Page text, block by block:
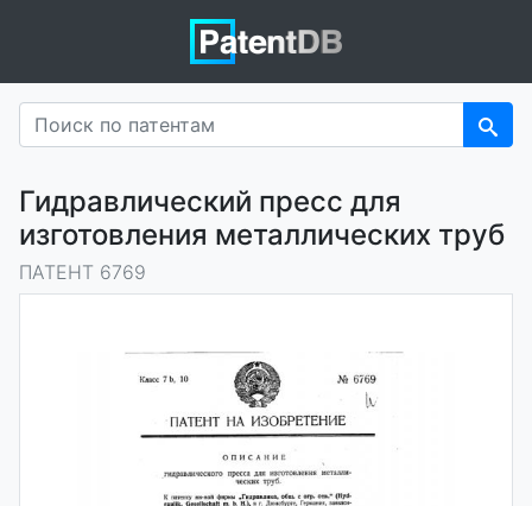
Гидравлический пресс для
изготовления металлических труб
ПАТЕНТ 6769